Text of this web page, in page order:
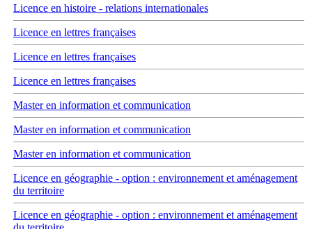
Licence en histoire - relations internationales
Licence en lettres françaises
Licence en lettres françaises
Licence en lettres françaises
Master en information et communication
Master en information et communication
Master en information et communication
Licence en géographie - option : environnement et aménagement
du territoire
Licence en géographie - option : environnement et aménagement